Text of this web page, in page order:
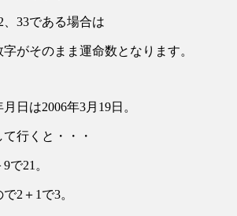
、33である場合は
がそのまま運命数となります。
日は2006年3月19日。
行くと・・・
で21。
2＋1で3。